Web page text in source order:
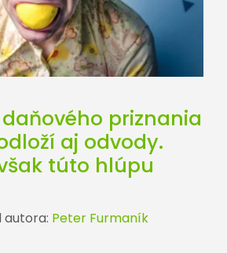
priznania
aj odvody.
túto hlúpu
autora: Peter Furmaník